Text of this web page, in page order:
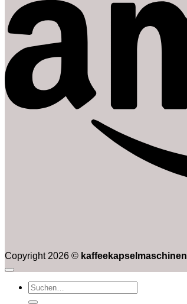
Copyright 2026 © kaffeekapselmaschinen
Suchen
nach: